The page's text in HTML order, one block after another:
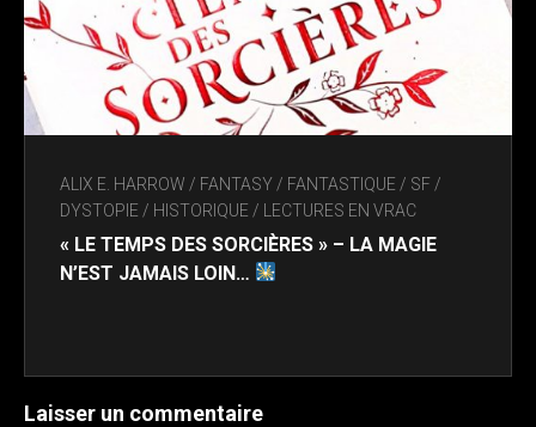
ALIX E. HARROW / FANTASY / FANTASTIQUE / SF /
DYSTOPIE / HISTORIQUE / LECTURES EN VRAC
« LE TEMPS DES SORCIÈRES » – LA MAGIE
N’EST JAMAIS LOIN…
Laisser un commentaire